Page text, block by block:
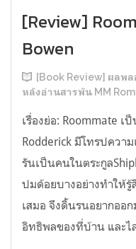
[Review]
Bowen
[Book Review] ผลพ
หลังอ่านสารพัน MM
เรื่องย่อ: Roommate เ
Rodderick มีโทรปควา
รันเป็นคนในตระกูล
ปมด้อยบางอย่างทำให้รู้
เสมอ จึงดิ้นรนอยากออ
อิทธิพลของที่บ้าน และไ